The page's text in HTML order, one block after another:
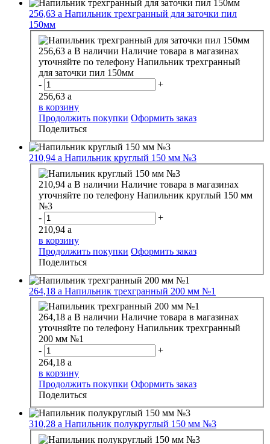
256,63 a Напильник трехгранный для заточки пил
150мм
256,63 a В наличии Наличие товара в магазинах
уточняйте по телефону Напильник трехгранный
для заточки пил 150мм
-
+
256,63 a
в корзину
Продолжить покупки Оформить заказ
Поделиться
210,94 a Напильник круглый 150 мм №3
210,94 a В наличии Наличие товара в магазинах
уточняйте по телефону Напильник круглый 150 мм
№3
-
+
210,94 a
в корзину
Продолжить покупки Оформить заказ
Поделиться
264,18 a Напильник трехгранный 200 мм №1
264,18 a В наличии Наличие товара в магазинах
уточняйте по телефону Напильник трехгранный
200 мм №1
-
+
264,18 a
в корзину
Продолжить покупки Оформить заказ
Поделиться
310,28 a Напильник полукруглый 150 мм №3